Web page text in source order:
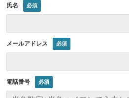
氏名
メールアドレス
電話番号